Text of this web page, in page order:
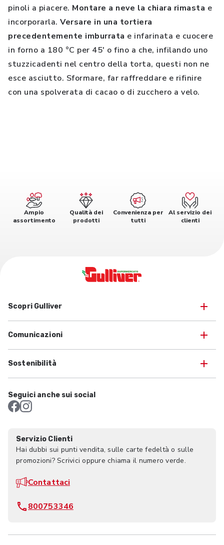
pinoli a piacere. Montare a neve la chiara rimasta e
incorporarla. Versare in una tortiera
precedentemente imburrata e infarinata e cuocere
in forno a 180 °C per 45' o fino a che, infilando uno
stuzzicadenti nel centro della torta, questi non ne
esce asciutto. Sformare, far raffreddare e rifinire
con una spolverata di cacao o di zucchero a velo.
Ampio
assortimento
Qualità dei
prodotti
Convenienza per
tutti
Al servizio dei
clienti
Scopri Gulliver
Comunicazioni
Sostenibilità
Seguici anche sui social
Servizio Clienti
Hai dubbi sui punti vendita, sulle carte fedeltà o sulle
promozioni? Scrivici oppure chiama il numero verde.
Contattaci
800753346